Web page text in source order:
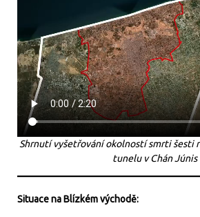
Shrnutí vyšetřování okolností smrti šesti
tunelu v Chán Júnis
Situace na Blízkém východě: